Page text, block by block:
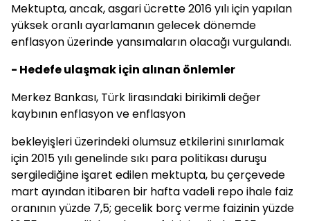
Mektupta, ancak, asgari ücrette 2016 yılı için yapılan
yüksek oranlı ayarlamanın gelecek dönemde
enflasyon üzerinde yansımaların olacağı vurgulandı.
- Hedefe ulaşmak için alınan önlemler
Merkez Bankası, Türk lirasındaki birikimli değer
kaybının enflasyon ve enflasyon
bekleyişleri üzerindeki olumsuz etkilerini sınırlamak
için 2015 yılı genelinde sıkı para politikası duruşu
sergilediğine işaret edilen mektupta, bu çerçevede
mart ayından itibaren bir hafta vadeli repo ihale faiz
oranının yüzde 7,5; gecelik borç verme faizinin yüzde